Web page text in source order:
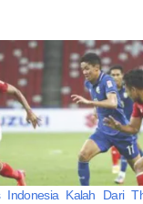
Indonesia Kalah Dari